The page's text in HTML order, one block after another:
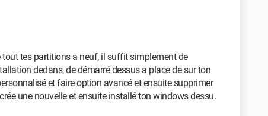
tes partitions a neuf, il suffit simplement de
dedans, de démarré dessus a place de sur ton
et faire option avancé et ensuite supprimer
une nouvelle et ensuite installé ton windows dessu.